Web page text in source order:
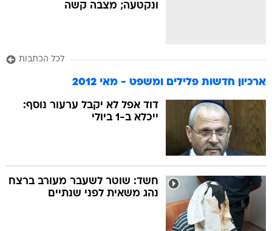
ונקטעה; מצבה קשה
לכל הכתבות
ארכיון חדשות פלילים ומשפט - מאי 2012
דוד אפל לא יקבל ערעור נוסף:
ייכלא ב-1 ביולי
חשד: שוטר לשעבר מעורב ברצח
נהג משאית לפני שנתיים